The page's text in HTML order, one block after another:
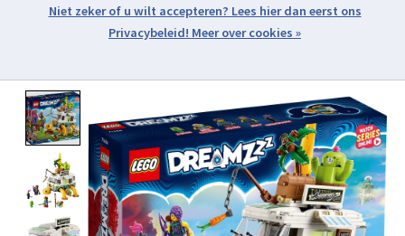
Open webshop menu
Product image slideshow Items
Meer over cookies »